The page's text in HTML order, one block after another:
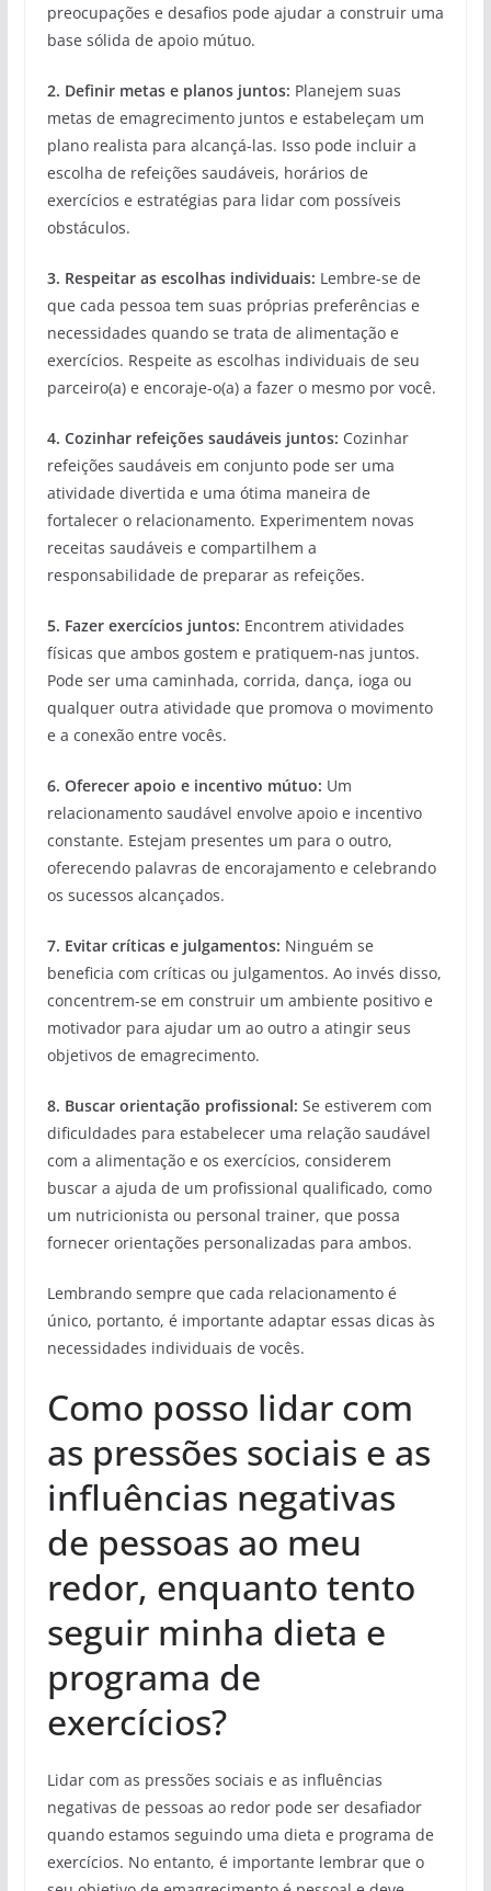
preocupações e desafios pode ajudar a construir uma
base sólida de apoio mútuo.
2. Definir metas e planos juntos: Planejem suas
metas de emagrecimento juntos e estabeleçam um
plano realista para alcançá-las. Isso pode incluir a
escolha de refeições saudáveis, horários de
exercícios e estratégias para lidar com possíveis
obstáculos.
3. Respeitar as escolhas individuais: Lembre-se de
que cada pessoa tem suas próprias preferências e
necessidades quando se trata de alimentação e
exercícios. Respeite as escolhas individuais de seu
parceiro(a) e encoraje-o(a) a fazer o mesmo por você.
4. Cozinhar refeições saudáveis juntos: Cozinhar
refeições saudáveis em conjunto pode ser uma
atividade divertida e uma ótima maneira de
fortalecer o relacionamento. Experimentem novas
receitas saudáveis e compartilhem a
responsabilidade de preparar as refeições.
5. Fazer exercícios juntos: Encontrem atividades
físicas que ambos gostem e pratiquem-nas juntos.
Pode ser uma caminhada, corrida, dança, ioga ou
qualquer outra atividade que promova o movimento
e a conexão entre vocês.
6. Oferecer apoio e incentivo mútuo: Um
relacionamento saudável envolve apoio e incentivo
constante. Estejam presentes um para o outro,
oferecendo palavras de encorajamento e celebrando
os sucessos alcançados.
7. Evitar críticas e julgamentos: Ninguém se
beneficia com críticas ou julgamentos. Ao invés disso,
concentrem-se em construir um ambiente positivo e
motivador para ajudar um ao outro a atingir seus
objetivos de emagrecimento.
8. Buscar orientação profissional: Se estiverem com
dificuldades para estabelecer uma relação saudável
com a alimentação e os exercícios, considerem
buscar a ajuda de um profissional qualificado, como
um nutricionista ou personal trainer, que possa
fornecer orientações personalizadas para ambos.
Lembrando sempre que cada relacionamento é
único, portanto, é importante adaptar essas dicas às
necessidades individuais de vocês.
Como posso lidar com
as pressões sociais e as
influências negativas
de pessoas ao meu
redor, enquanto tento
seguir minha dieta e
programa de
exercícios?
Lidar com as pressões sociais e as influências
negativas de pessoas ao redor pode ser desafiador
quando estamos seguindo uma dieta e programa de
exercícios. No entanto, é importante lembrar que o